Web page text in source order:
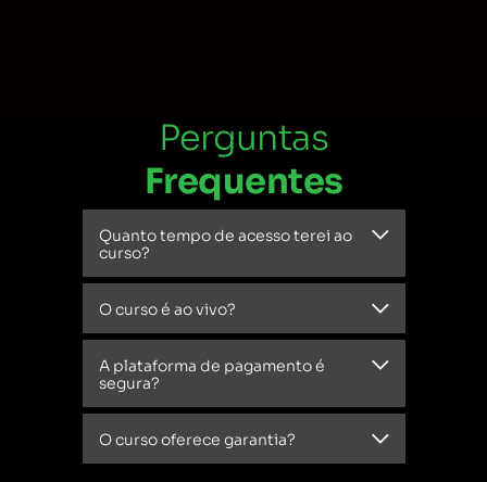
Perguntas
Frequentes
Quanto tempo de acesso terei ao
curso?
O curso é ao vivo?
A plataforma de pagamento é
segura?
O curso oferece garantia?